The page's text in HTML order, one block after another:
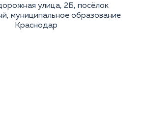
улица, 2Б, посёлок
муниципальное образование
Краснодар